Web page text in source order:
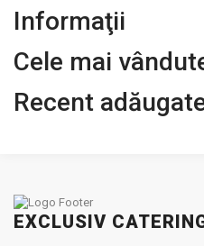
Informaţii
Cele mai
Recent
EXCLUSIV